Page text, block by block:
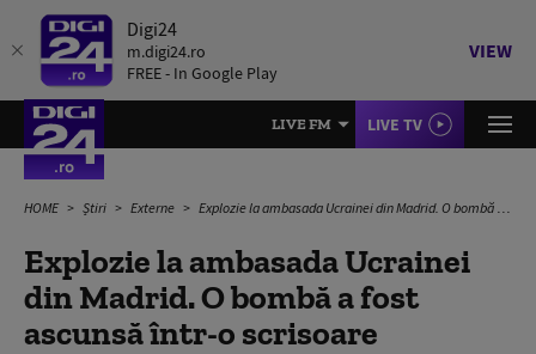
Digi24
m.digi24.ro
FREE - In Google Play
VIEW
LIVE FM LIVE TV
HOME Știri Externe Explozie la ambasada Ucrainei din Madrid. O bombă a fost ascunsă într-o scrisoare
Explozie la ambasada Ucrainei
din Madrid. O bombă a fost
ascunsă într-o scrisoare